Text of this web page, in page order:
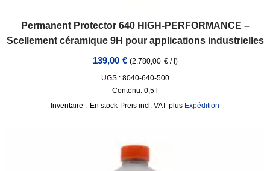
Permanent Protector 640 HIGH-PERFORMANCE –
Scellement céramique 9H pour applications industrielles
139,00 € (2.780,00 €/l)
UGS : 8040-640-500
Contenu: 0,5
Inventaire : En stock incl. VAT plus Expédition